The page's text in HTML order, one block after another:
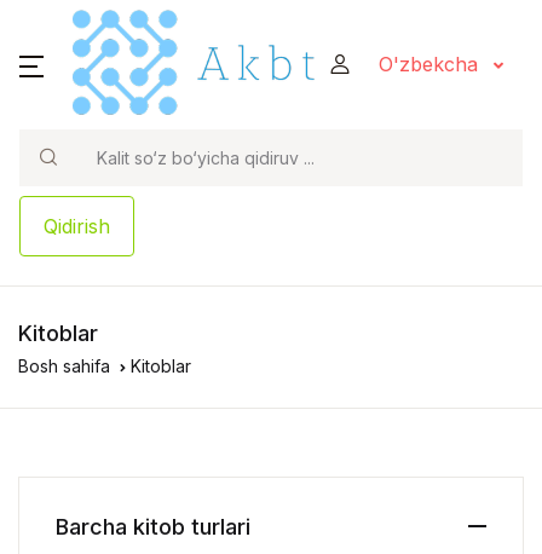
O'zbekcha
Qidirish
Kitoblar
Bosh sahifa Kitoblar
Barcha kitob turlari